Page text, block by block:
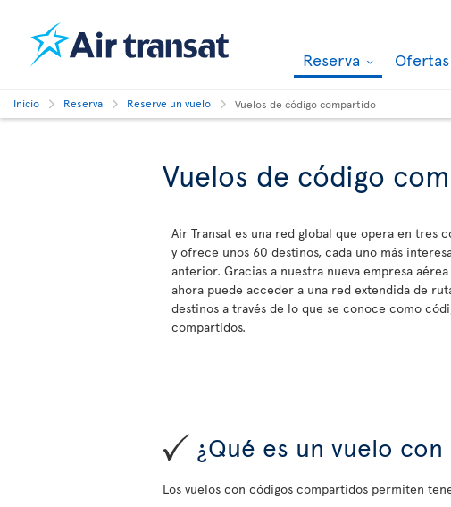
Reserva
Inicio Reserva Reserve un vuelo Vuelos de código compartido
Vuelos de código
Air Transat es una red global que opera en tres
y ofrece unos 60 destinos, cada uno más
anterior. Gracias a nuestra nueva empresa
ahora puede acceder a una red extendida de
destinos a través de lo que se conoce como
compartidos.
¿Qué es un vuelo
Los vuelos con códigos compartidos permiten